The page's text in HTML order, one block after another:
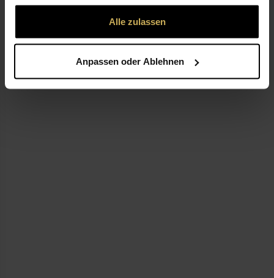
gesammelt haben.
Alle zulassen
Anpassen oder Ablehnen